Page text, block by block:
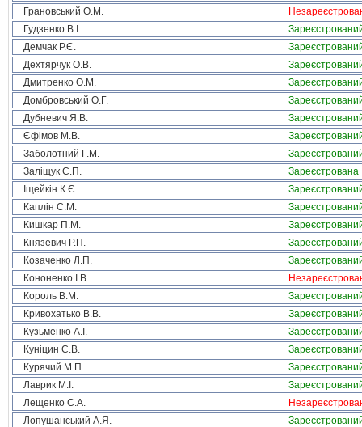
Грановський О.М.
Гудзенко В.І.
Демчак Р.Є.
Дехтярчук О.В.
Дмитренко О.М.
Домбровський О.Г.
Дубневич Я.В.
Єфімов М.В.
Заболотний Г.М.
Заліщук С.П.
Зареєстрована
Іщейкін К.Є.
Каплін С.М.
Кишкар П.М.
Князевич Р.П.
Козаченко Л.П.
Кононенко І.В.
Король В.М.
Кривохатько В.В.
Кузьменко А.І.
Куніцин С.В.
Курячий М.П.
Лаврик М.І.
Лещенко С.А.
Лопушанський А.Я.